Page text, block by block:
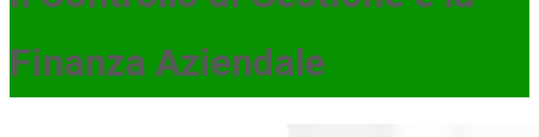
Finanza Aziendale